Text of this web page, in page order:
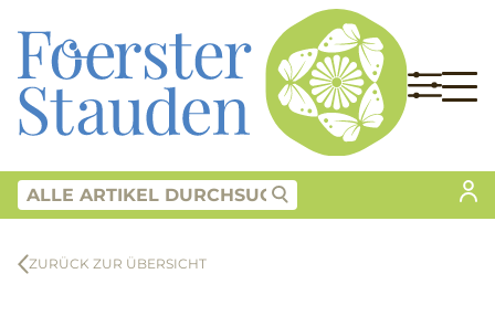
ZURÜCK ZUR ÜBERSICHT